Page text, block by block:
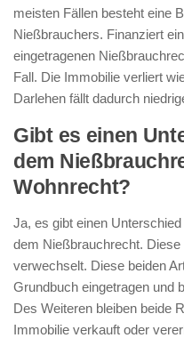
meisten Fällen besteht eine
Nießbrauchers. Finanziert
eingetragenen
Fall. Die Immobilie verliert
Darlehen fällt dadurch
Gibt es einen
dem
Wohnrecht?
Ja, es gibt einen
dem Nießbrauchrecht.
verwechselt. Diese beiden
Grundbuch eingetragen und
Des Weiteren bleiben beide
Immobilie verkauft oder